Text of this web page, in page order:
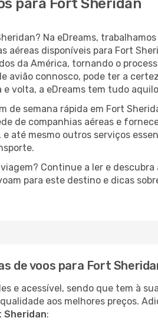
para Fort Sheridan
Na eDreams,
aéreas disponíveis para Fort
da América, tornando o
avião connosco, pode ter a
volta, a eDreams tem tudo
de semana rápida em Fort
de companhias aéreas e
até mesmo outros serviços
Continue a ler e
para este destino e dicas
de voos para Fort
e acessível, sendo que tem à
aos melhores preços.
Sheridan: